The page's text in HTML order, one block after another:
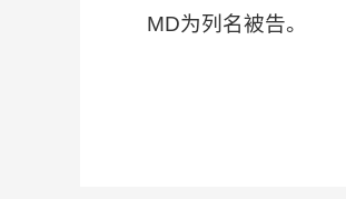
MD为列名被告。
（编译
（